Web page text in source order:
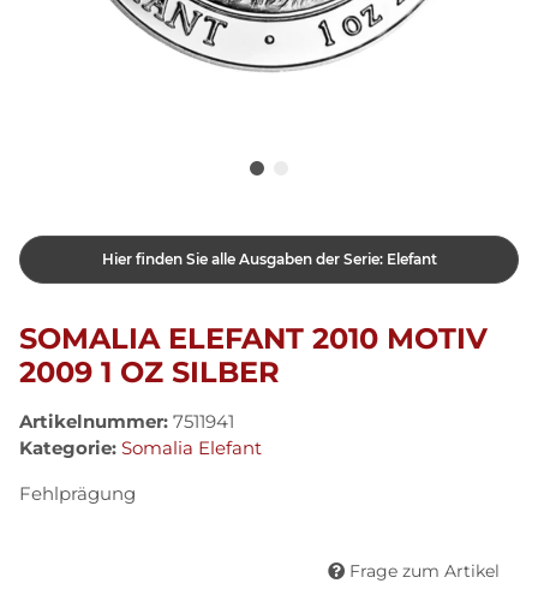
Hier finden Sie alle Ausgaben der Serie: Elefant
SOMALIA ELEFANT 2010 MOTIV
2009 1 OZ SILBER
Artikelnummer: 7511941
Kategorie: Somalia Elefant
Fehlprägung
Frage zum Artikel